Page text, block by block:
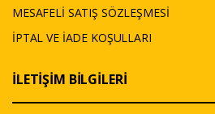
MESAFELİ SATIŞ SÖZLEŞMESİ
İPTAL VE İADE KOŞULLARI
İLETİŞİM BİLGİLERİ